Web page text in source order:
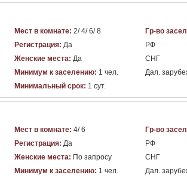
Мест в комнате: 2/ 4/ 6/ 8
Регистрация: Да
Женские места: Да
Минимум к заселению: 1 чел.
Минимальный срок: 1 сут.
Гр-во
РФ
СНГ
Дал.
Мест в комнате: 4/ 6
Регистрация: Да
Женские места: По запросу
Минимум к заселению: 1 чел.
Гр-во
РФ
СНГ
Дал.